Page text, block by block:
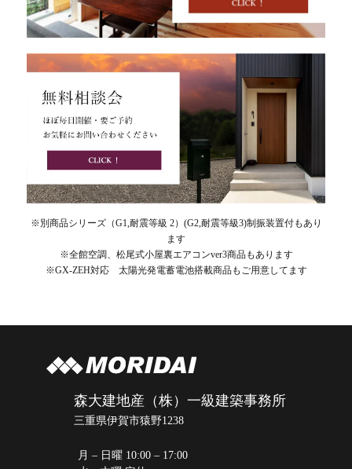
※別商品シリーズ（G1,耐震等級 2）(G2,耐震等級3)制振装置付もあり
ます
※全館空調、松尾式小屋裏エアコンver3商品もあります
※GX-ZEH対応 太陽光発電蓄電池搭載商品もご用意してます
森大建地産（株）一級建築事務所
三重県伊賀市猿野1238
月 – 日曜 10:00 – 17:00